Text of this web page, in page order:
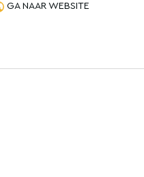
GA NAAR WEBSITE